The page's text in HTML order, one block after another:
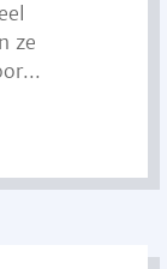
ze